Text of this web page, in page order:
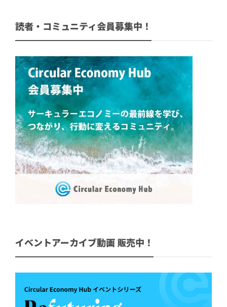
読者・コミュニティ会員募集中！
イベントアーカイブ動画 販売中！